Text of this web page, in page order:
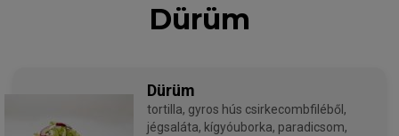
Dürüm
Dürüm
tortilla, gyros hús csirkecombfiléből,
jégsaláta, kígyóuborka, paradicsom,